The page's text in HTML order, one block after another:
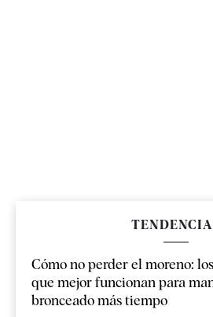
Cómo no perder el moreno:
que mejor funcionan para
bronceado más tiempo